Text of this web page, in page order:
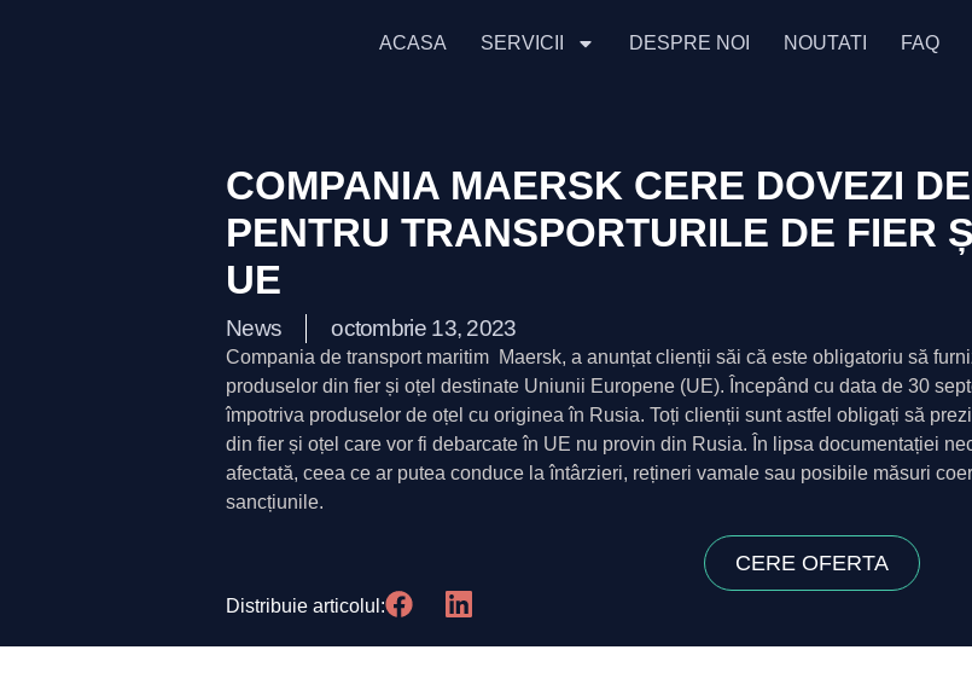
ACASA SERVICII DESPRE NOI NOUTATI FAQ
COMPANIA MAERSK CERE DOVEZI
PENTRU TRANSPORTURILE DE FIER
UE
News octombrie 13, 2023
Compania de transport maritim Maersk, a anunțat clienții săi că este obligatoriu să
produselor din fier și oțel destinate Uniunii Europene (UE). Începând cu data de 30
împotriva produselor de oțel cu originea în Rusia. Toți clienții sunt astfel obligați să
din fier și oțel care vor fi debarcate în UE nu provin din Rusia. În lipsa documentației
afectată, ceea ce ar putea conduce la întârzieri, rețineri vamale sau posibile măsuri
sancțiunile.
CERE OFERTA
Distribuie articolul: